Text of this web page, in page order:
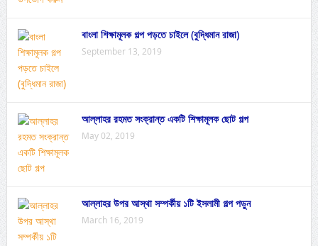
বাংলা শিক্ষামূলক গল্প পড়তে চাইলে (বুদ্ধিমান রাজা)
September 13, 2019
আল্লাহর রহমত সংক্রান্ত একটি শিক্ষামূলক ছোট গল্প
May 02, 2019
আল্লাহর উপর আস্থা সম্পর্কীয় ১টি ইসলামী গল্প পড়ুন
March 16, 2019